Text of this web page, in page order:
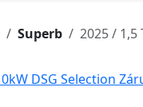
Superb 2025 / 1,5